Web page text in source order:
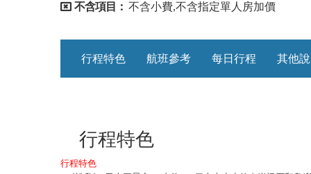
不含項目： 不含小費,不含指定單人房加價
行程特色 航班參考 每日行程 其他
行程特色
行程特色